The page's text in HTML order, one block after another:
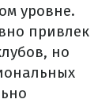
уровне.
привлек
но